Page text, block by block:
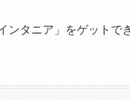
ンタニア」をゲットで